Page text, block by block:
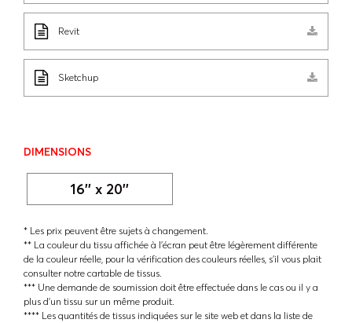
Revit
Sketchup
DIMENSIONS
16'' x 20''
* Les prix peuvent être sujets à changement.
** La couleur du tissu affichée à l'écran peut être légèrement différente
de la couleur réelle, pour la vérification des couleurs réelles, s'il vous plait
consulter notre cartable de tissus.
*** Une demande de soumission doit être effectuée dans le cas ou il y a
plus d'un tissu sur un même produit.
**** Les quantités de tissus indiquées sur le site web et dans la liste de